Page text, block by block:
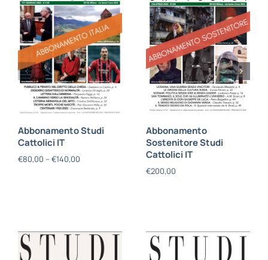
Abbonamento Studi
Cattolici IT
€80,00 – €140,00
Abbonamento
Sostenitore Studi
Cattolici IT
€200,00